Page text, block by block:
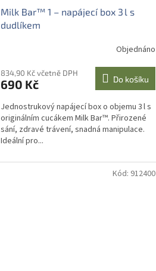
Milk Bar™ 1 – napájecí box 3 l s
dudlíkem
Objednáno
834,90 Kč včetně DPH
690 Kč Do košíku
Jednostrukový napájecí box o objemu 3 l s
originálním cucákem Milk Bar™. Přirozené
sání, zdravé trávení, snadná manipulace.
Ideální pro...
Kód: 912400